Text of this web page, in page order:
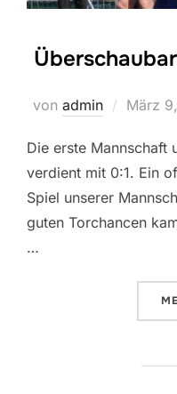
von admin März
Die erste Mannschaft
verdient mit 0:1. Ein
Spiel unserer
guten Torchancen
…